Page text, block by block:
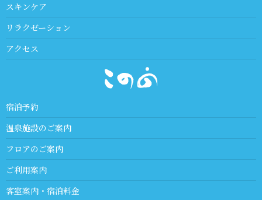
スキンケア
リラクゼーション
アクセス
宿泊予約
温泉施設のご案内
フロアのご案内
ご利用案内
客室案内・宿泊料金